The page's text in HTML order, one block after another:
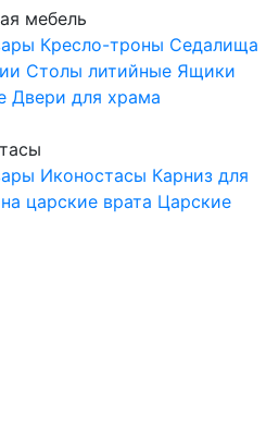
мебель
Кресло-троны Седалища
Столы литийные Ящики
Двери для храма
Иконостасы Карниз для
царские врата Царские